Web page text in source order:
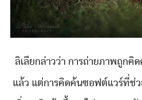
ลิเลียกล่าวว่า การถ่ายภาพถูกคิ
แล้ว แต่การคิดค้นซอฟต์แวร์ที่ช่